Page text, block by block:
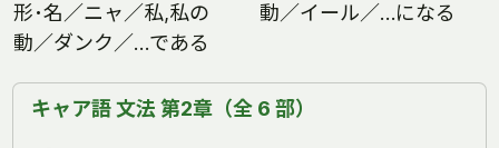
形･名／ニャ／私,私の
動／ダンク／…である
動／イール／…になる
キャア語 文法 第2章（全 6 部）